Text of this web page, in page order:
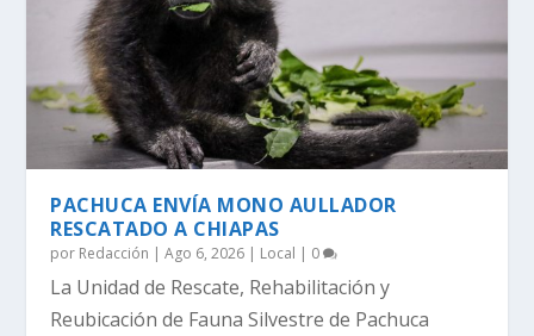
PACHUCA ENVÍA MONO AULLADOR
RESCATADO A CHIAPAS
por Redacción |Ago 6, 2026 | Local | 0
La Unidad de Rescate, Rehabilitación y
Reubicación de Fauna Silvestre de Pachuca